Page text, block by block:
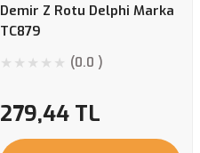
Demir Z Rotu Delphi Marka
TC879
(0.0 )
279,44 TL